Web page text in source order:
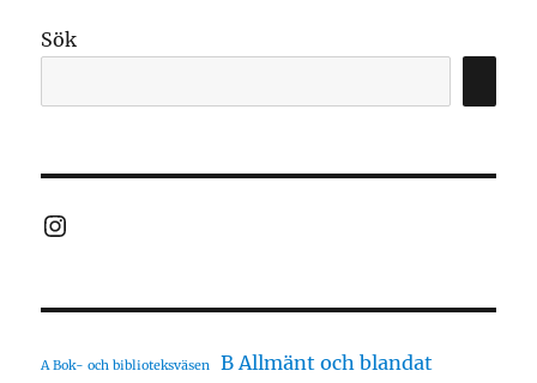
Sök
Instagram
A Bok- och biblioteksväsen B Allmänt och blandat